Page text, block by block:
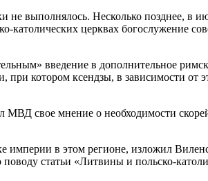
не выполнялось. Несколько позднее, в
католических церквах богослужение
введение в дополнительное
котором ксендзы, в зависимости от
МВД свое мнение о необходимости
империи в этом регионе, изложил
статьи «Литвины и польско-